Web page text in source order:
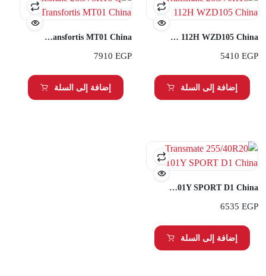
Transmate 265/70R16 112H WZD105 China
5410 EGP
إضافة إلى السلة
Transmate 265/75R16 Q Transfortis MT01 China
7910 EGP
إضافة إلى السلة
Transmate 255/40R20 101Y SPORT D1 China
6535 EGP
إضافة إلى السلة